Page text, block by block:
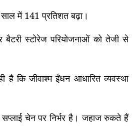
में 141 प्रतिशत बढ़ा।
स्टोरेज परियोजनाओं को तेजी से
है कि जीवाश्म ईंधन आधारित व्यवस्था
सप्लाई चेन पर निर्भर है। जहाज रुकते हैं